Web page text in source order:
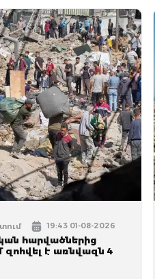
19:43 01-08-2026
հարվածներից
զոհվել է առնվազն 4